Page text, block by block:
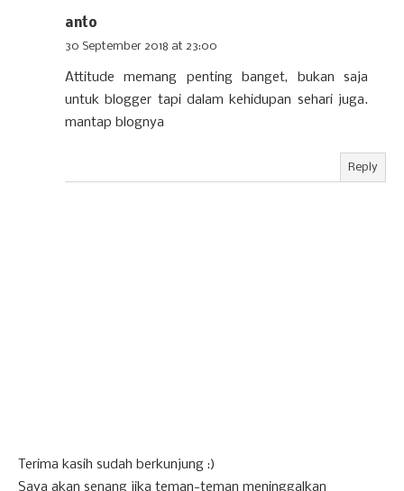
anto
30 September 2018 at 23:00
Attitude memang penting banget, bukan saja
untuk blogger tapi dalam kehidupan sehari juga.
mantap blognya
Reply
Terima kasih sudah berkunjung :)
Saya akan senang jika teman-teman meninggalkan